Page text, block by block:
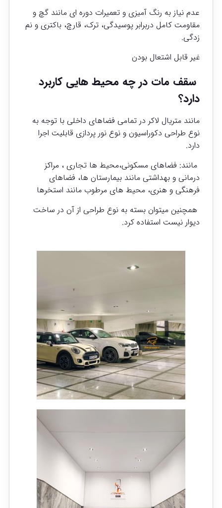
عدم نیاز به رنگ آمیزی و تعمیرات دوره ای مانند گچ و
مقاومت کامل دربرابر پوسیدگی، ترک، قارچ، باکتری و نم
زدگی.
غیر قابل اشتعال بودن
سقف مات در چه محیط هایی کاربرد
دارد؟
مانند متریال لاکر در تمامی فضاهای داخلی با توجه به
نوع طراحی دکوراسیون و نوع نور پردازی قابلیت اجرا
دارد.
مانند: فضاهای مسکونی،محیط ها تجاری ، مراکز
درمانی و بهداشتی مانند بیمارستان ها، فضاهای
فرهنگی و هنری، محیط های مرطوب مانند استخرها
همچنین میتوان بسته به نوع طراحی از آن در ساخت
دیوار نیست استفاده کرد.